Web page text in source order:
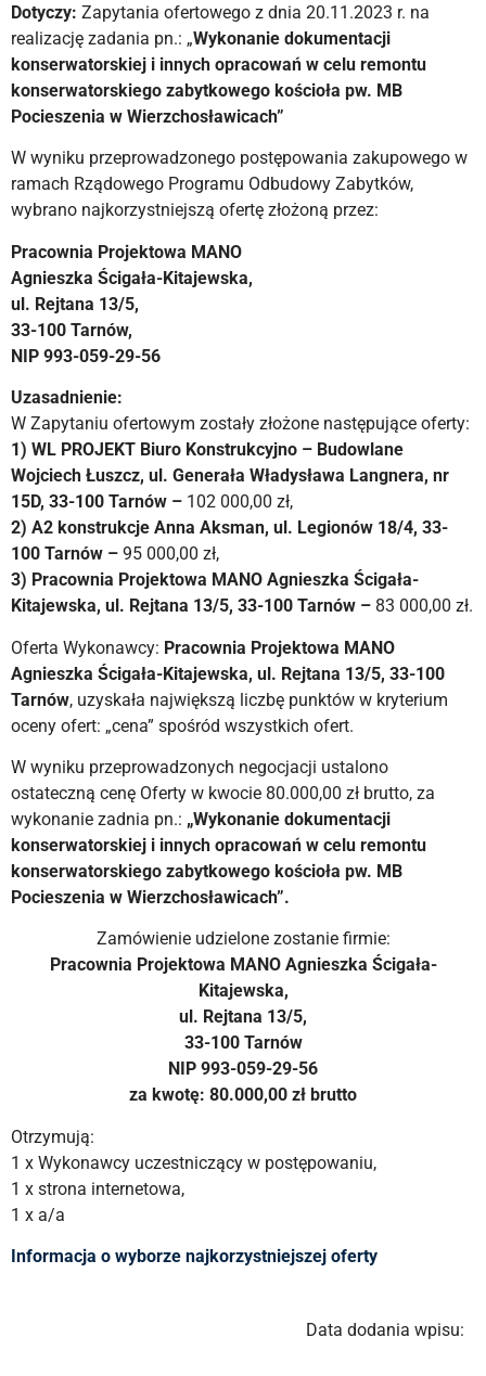
Dotyczy: Zapytania ofertowego z dnia 20.11.2023 r. na
realizację zadania pn.: „Wykonanie dokumentacji
konserwatorskiej i innych opracowań w celu remontu
konserwatorskiego zabytkowego kościoła pw. MB
Pocieszenia w Wierzchosławicach”
W wyniku przeprowadzonego postępowania zakupowego w
ramach Rządowego Programu Odbudowy Zabytków,
wybrano najkorzystniejszą ofertę złożoną przez:
Pracownia Projektowa MANO
Agnieszka Ścigała-Kitajewska,
ul. Rejtana 13/5,
33-100 Tarnów,
NIP 993-059-29-56
Uzasadnienie:
W Zapytaniu ofertowym zostały złożone następujące oferty:
1) WL PROJEKT Biuro Konstrukcyjno – Budowlane
Wojciech Łuszcz, ul. Generała Władysława Langnera, nr
15D, 33-100 Tarnów – 102 000,00 zł,
2) A2 konstrukcje Anna Aksman, ul. Legionów 18/4, 33-
100 Tarnów – 95 000,00 zł,
3) Pracownia Projektowa MANO Agnieszka Ścigała-
Kitajewska, ul. Rejtana 13/5, 33-100 Tarnów – 83 000,00 zł.
Oferta Wykonawcy: Pracownia Projektowa MANO
Agnieszka Ścigała-Kitajewska, ul. Rejtana 13/5, 33-100
Tarnów, uzyskała największą liczbę punktów w kryterium
oceny ofert: „cena” spośród wszystkich ofert.
W wyniku przeprowadzonych negocjacji ustalono
ostateczną cenę Oferty w kwocie 80.000,00 zł brutto, za
wykonanie zadnia pn.: „Wykonanie dokumentacji
konserwatorskiej i innych opracowań w celu remontu
konserwatorskiego zabytkowego kościoła pw. MB
Pocieszenia w Wierzchosławicach”.
Zamówienie udzielone zostanie firmie:
Pracownia Projektowa MANO Agnieszka Ścigała-
Kitajewska,
ul. Rejtana 13/5,
33-100 Tarnów
NIP 993-059-29-56
za kwotę: 80.000,00 zł brutto
Otrzymują:
1 x Wykonawcy uczestniczący w postępowaniu,
1 x strona internetowa,
1 x a/a
Informacja o wyborze najkorzystniejszej oferty
Data dodania wpisu: